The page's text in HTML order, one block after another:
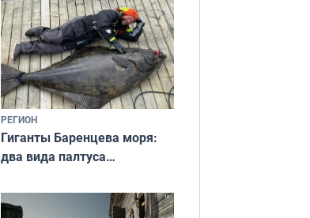
РЕГИОН
Гиганты Баренцева моря:
два вида палтуса